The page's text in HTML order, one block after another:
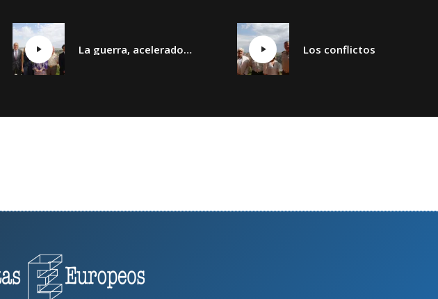
La guerra, aceleradora de nuevas tecnologías. IA, drones y espacio.